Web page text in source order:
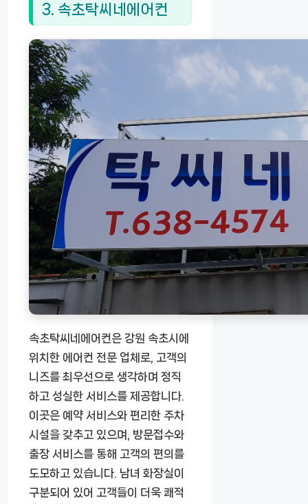
3. 속초탁씨네에어컨
속초탁씨네에어컨은 강원 속초시에
위치한 에어컨 전문 업체로, 고객의
니즈를 최우선으로 생각하며 정직
하고 성실한 서비스를 제공합니다.
이곳은 예약 서비스와 편리한 주차
시설을 갖추고 있으며, 방문접수와
출장 서비스를 통해 고객의 편의를
도모하고 있습니다. 남녀 화장실이
구분되어 있어 고객들이 더욱 쾌적